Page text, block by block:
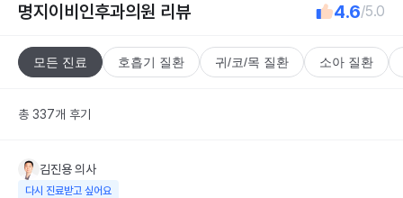
명지이비인후과의원 리뷰 4.6/5.0
모든 진료 호흡기 질환 귀/코/목 질환 소아 질환
총 337개 후기
김진용의사
다시 진료받고 싶어요